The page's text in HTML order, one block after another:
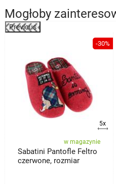
Mogłoby
Previous
-30%
5x
w magazynie
Sabatini Pantofle Feltro
czerwone, rozmiar